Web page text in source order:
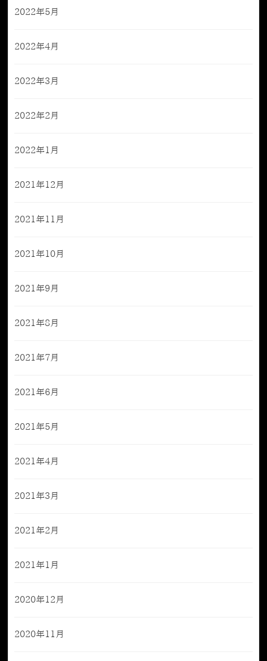
2022年5月
2022年4月
2022年3月
2022年2月
2022年1月
2021年12月
2021年11月
2021年10月
2021年9月
2021年8月
2021年7月
2021年6月
2021年5月
2021年4月
2021年3月
2021年2月
2021年1月
2020年12月
2020年11月